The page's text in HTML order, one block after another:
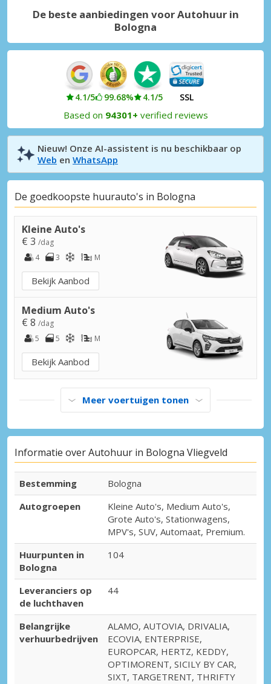
De beste aanbiedingen voor Autohuur in
Bologna
4.1/5 99.68% 4.1/5 SSL
Based on 94301+ verified reviews
Nieuw! Onze AI-assistent is nu beschikbaar op
Web en WhatsApp
De goedkoopste huurauto's in Bologna
Kleine Auto's
€ 3 /dag
4
3 M
Bekijk Aanbod
Medium Auto's
€ 8 /dag
5
5 M
Bekijk Aanbod
Meer voertuigen tonen
Informatie over Autohuur in Bologna Vliegveld
Bestemming
Bologna
Autogroepen
Kleine Auto's, Medium Auto's,
Grote Auto's, Stationwagens,
MPV's, SUV, Automaat, Premium.
Huurpunten in
Bologna
104
Leveranciers op
de luchthaven
44
Belangrijke
verhuurbedrijven
ALAMO, AUTOVIA, DRIVALIA,
ECOVIA, ENTERPRISE,
EUROPCAR, HERTZ, KEDDY,
OPTIMORENT, SICILY BY CAR,
SIXT, TARGETRENT, THRIFTY